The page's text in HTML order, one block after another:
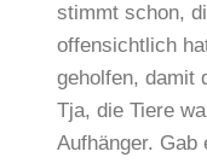
stimmt schon,
offensichtlich
geholfen, damit
Tja, die Tiere
Aufhänger. Gab